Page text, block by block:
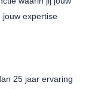
jouw expertise
25 jaar ervaring